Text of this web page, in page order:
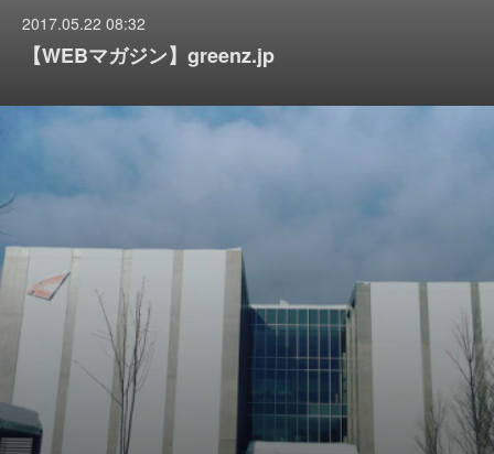
2017.05.22 08:32
【WEBマガジン】greenz.jp